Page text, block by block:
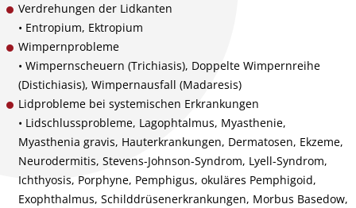
Verdrehungen der Lidkanten
• Entropium, Ektropium
Wimpernprobleme
• Wimpernscheuern (Trichiasis), Doppelte Wimpernreihe
(Distichiasis), Wimpernausfall (Madaresis)
Lidprobleme bei systemischen Erkrankungen
• Lidschlussprobleme, Lagophtalmus, Myasthenie,
Myasthenia gravis, Hauterkrankungen, Dermatosen, Ekzeme,
Neurodermitis, Stevens-Johnson-Syndrom, Lyell-Syndrom,
Ichthyosis, Porphyne, Pemphigus, okuläres Pemphigoid,
Exophthalmus, Schilddrüsenerkrankungen, Morbus Basedow,